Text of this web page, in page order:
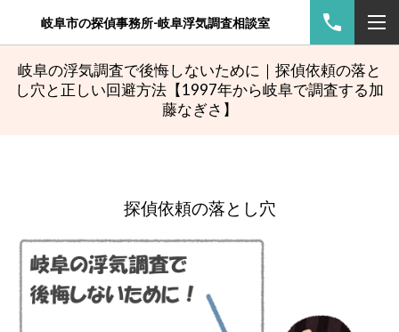
岐阜市の探偵事務所-岐阜浮気調査相談室
岐阜の浮気調査で後悔しないために｜探偵依頼の落と
し穴と正しい回避方法【1997年から岐阜で調査する加
藤なぎさ】
探偵依頼の落とし穴